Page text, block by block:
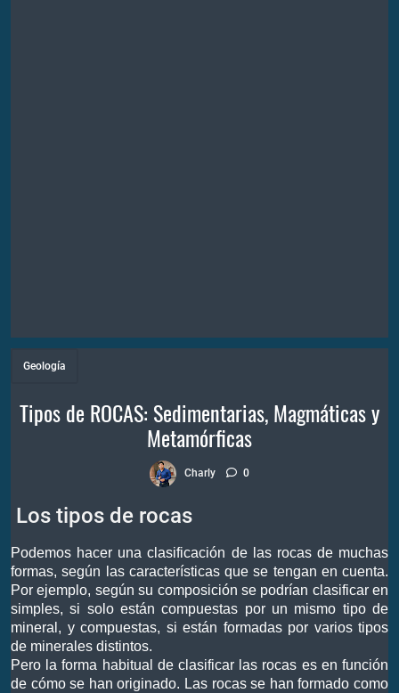
Geología
Tipos de ROCAS: Sedimentarias, Magmáticas y
Metamórficas
Charly 0
Los tipos de rocas
Podemos hacer una clasificación de las rocas de muchas
formas, según las características que se tengan en cuenta.
Por ejemplo, según su composición se podrían clasificar en
simples, si solo están compuestas por un mismo tipo de
mineral, y compuestas, si están formadas por varios tipos
de minerales distintos.
Pero la forma habitual de clasificar las rocas es en función
de cómo se han originado. Las rocas se han formado como